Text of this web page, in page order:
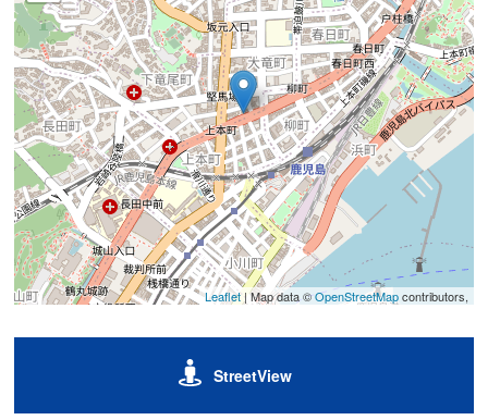
Leaflet| Map data ©OpenStreetMapcontributors,
StreetView